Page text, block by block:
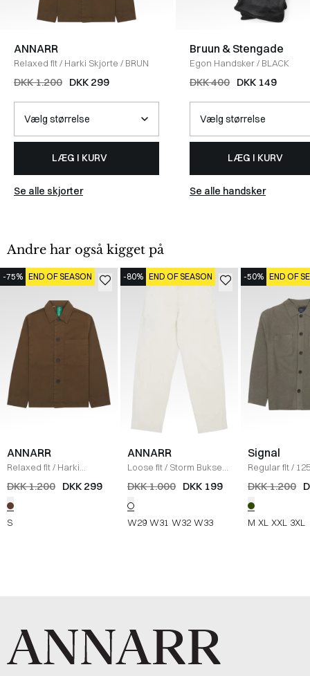
ANNARR
Relaxed fit/ Harki Skjorte / BRUN
DKK 1.200 DKK 299
LÆG I KURV
Se alle skjorter
Bruun & Stengade
Egon Handsker/ BLACK
DKK 400 DKK 149
LÆG I KURV
Se alle handsker
Andre har også kigget på
-75% END OF SEASON
ANNARR
Relaxed fit/ Harki
Skjorte / BRUN
DKK 1.200 DKK 299
S
-80% END OF SEASON
ANNARR
Loose fit/ Storm Bukser
OFF WHITE
DKK 1.000 DKK 199
W29 W31 W32 W33
-50% END OF
Signal
Regular fit/
Skjorte /
DKK 1.200
M XL XXL 3XL